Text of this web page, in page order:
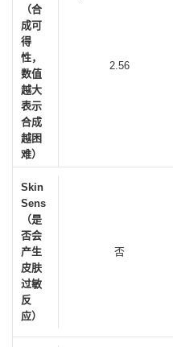
（合
成可
得
性，
数值
越大
表示
合成
越困
难）
2.56
Skin
Sens
（是
否会
产生
皮肤
过敏
反
应）
否